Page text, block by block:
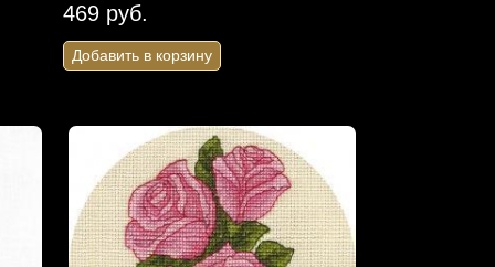
469 руб.
Добавить в корзину